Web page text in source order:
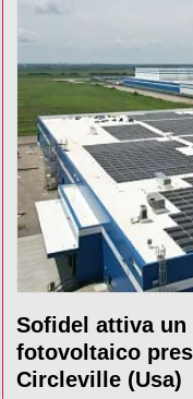
Sofidel attiva
fotovoltaico
Circleville (Usa)